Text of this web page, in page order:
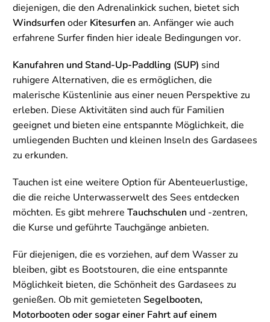
diejenigen, die den Adrenalinkick suchen, bietet sich
Windsurfenoder Kitesurfenan. Anfänger wie auch
erfahrene Surfer finden hier ideale Bedingungen vor.
Kanufahren und Stand-Up-Paddling (SUP) sind
ruhigere Alternativen, die es ermöglichen, die
malerische Küstenlinie aus einer neuen Perspektive zu
erleben. Diese Aktivitäten sind auch für Familien
geeignet und bieten eine entspannte Möglichkeit, die
umliegenden Buchten und kleinen Inseln des Gardasees
zu erkunden.
Tauchen ist eine weitere Option für Abenteuerlustige,
die die reiche Unterwasserwelt des Sees entdecken
möchten. Es gibt mehrere Tauchschulen und -zentren,
die Kurse und geführte Tauchgänge anbieten.
Für diejenigen, die es vorziehen, auf dem Wasser zu
bleiben, gibt es Bootstouren, die eine entspannte
Möglichkeit bieten, die Schönheit des Gardasees zu
genießen. Ob mit gemieteten Segelbooten,
Motorbooten oder sogar einer Fahrt auf einem